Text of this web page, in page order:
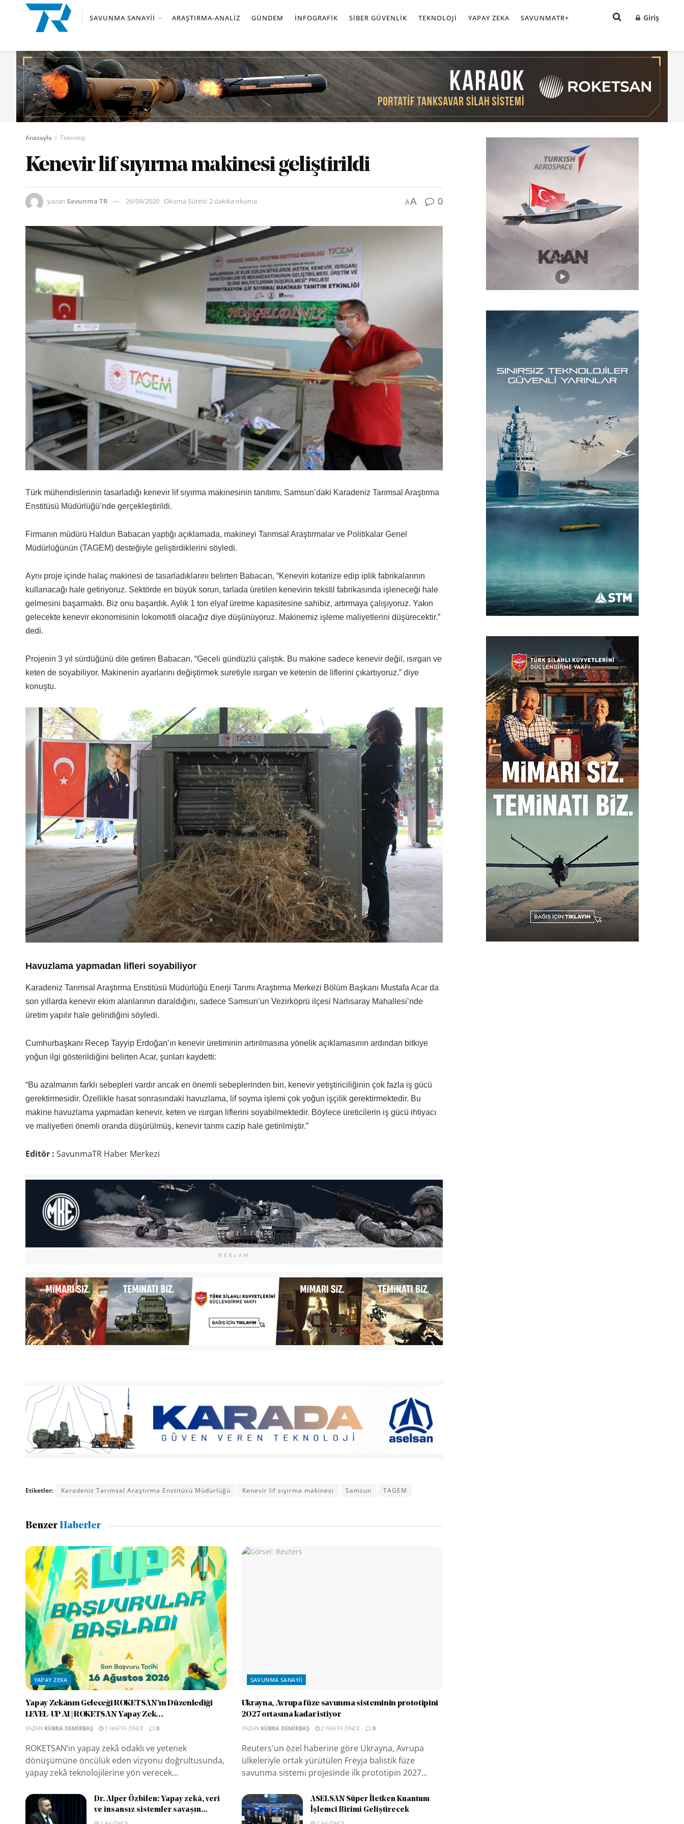
SAVUNMA SANAYII ARAŞTIRMA-ANALIZ GÜNDEM İNFOGRAFIK SIBER GÜVENLIK TEKNOLOJI YAPAY ZEKA SAVUNMATR+ Giriş
Anasayfa Teknoloji
Kenevir lif sıyırma makinesi geliştirildi
yazan Savunma TR 26/09/2020 Okuma Süresi: 2 dakika okuma AA 0
Türk mühendislerinin tasarladığı kenevir lif sıyırma makinesinin tanıtımı, Samsun’daki Karadeniz Tarımsal Araştırma
Enstitüsü Müdürlüğü’nde gerçekleştirildi.
Firmanın müdürü Haldun Babacan yaptığı açıklamada, makineyi Tarımsal Araştırmalar ve Politikalar Genel
Müdürlüğünün (TAGEM) desteğiyle geliştirdiklerini söyledi.
Aynı proje içinde halaç makinesi de tasarladıklarını belirten Babacan, “Keneviri kotanize edip iplik fabrikalarının
kullanacağı hale getiriyoruz. Sektörde en büyük sorun, tarlada üretilen kenevirin tekstil fabrikasında işleneceği hale
gelmesini başarmaktı. Biz onu başardık. Aylık 1 ton elyaf üretme kapasitesine sahibiz, artırmaya çalışıyoruz. Yakın
gelecekte kenevir ekonomisinin lokomotifi olacağız diye düşünüyoruz. Makinemiz işleme maliyetlerini düşürecektir.”
dedi.
Projenin 3 yıl sürdüğünü dile getiren Babacan, “Geceli gündüzlü çalıştık. Bu makine sadece kenevir değil, ısırgan ve
keten de soyabiliyor. Makinenin ayarlarını değiştirmek suretiyle ısırgan ve ketenin de liflerini çıkartıyoruz.” diye
konuştu.
Havuzlama yapmadan lifleri soyabiliyor
Karadeniz Tarımsal Araştırma Enstitüsü Müdürlüğü Enerji Tarımı Araştırma Merkezi Bölüm Başkanı Mustafa Acar da
son yıllarda kenevir ekim alanlarının daraldığını, sadece Samsun’un Vezirköprü ilçesi Narlısaray Mahallesi’nde
üretim yapılır hale gelindiğini söyledi.
Cumhurbaşkanı Recep Tayyip Erdoğan’ın kenevir üretiminin artırılmasına yönelik açıklamasının ardından bitkiye
yoğun ilgi gösterildiğini belirten Acar, şunları kaydetti:
“Bu azalmanın farklı sebepleri vardır ancak en önemli sebeplerinden biri, kenevir yetiştiriciliğinin çok fazla iş gücü
gerektirmesidir. Özellikle hasat sonrasındaki havuzlama, lif soyma işlemi çok yoğun işçilik gerektirmektedir. Bu
makine havuzlama yapmadan kenevir, keten ve ısırgan liflerini soyabilmektedir. Böylece üreticilerin iş gücü ihtiyacı
ve maliyetleri önemli oranda düşürülmüş, kenevir tarımı cazip hale getirilmiştir.”
Editör : SavunmaTR Haber Merkezi
REKLAM
Etiketler: Karadeniz Tarımsal Araştırma Enstitüsü Müdürlüğü Kenevir lif sıyırma makinesi Samsun TAGEM
BenzerHaberler
YAPAY ZEKA
Yapay Zekânın Geleceği ROKETSAN’ın Düzenlediği
LEVEL-UP AI | ROKETSAN Yapay Zek...
YAZAN KÜBRA DEMIRBAŞ 1 HAFTA ÖNCE 0
ROKETSAN’ın yapay zekâ odaklı ve yetenek
dönüşümüne öncülük eden vizyonu doğrultusunda,
yapay zekâ teknolojilerine yön verecek...
SAVUNMA SANAYII
Ukrayna, Avrupa füze savunma sisteminin prototipini
2027 ortasına kadar istiyor
YAZAN KÜBRA DEMIRBAŞ 2 HAFTA ÖNCE 0
Reuters'un özel haberine göre Ukrayna, Avrupa
ülkeleriyle ortak yürütülen Freyja balistik füze
savunma sistemi projesinde ilk prototipin 2027...
Dr. Alper Özbilen: Yapay zekâ, veri
ve insansız sistemler savaşın...
ASELSAN Süper İletken Kuantum
İşlemci Birimi Geliştirecek